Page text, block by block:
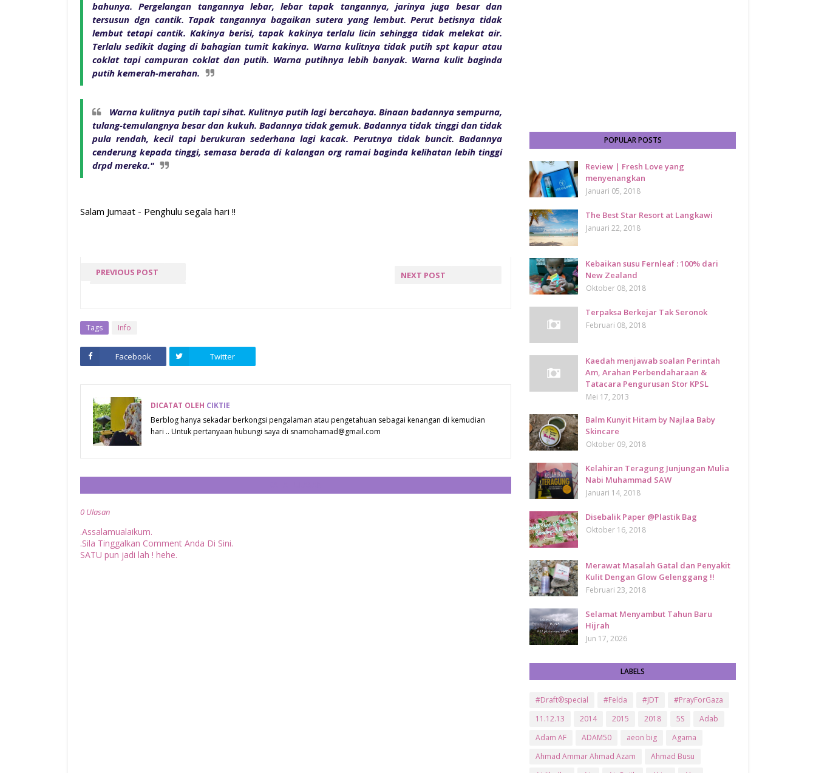
bahunya. Pergelangan tangannya lebar, lebar tapak tangannya, jarinya juga besar dan
tersusun dgn cantik. Tapak tangannya bagaikan sutera yang lembut. Perut betisnya tidak
lembut tetapi cantik. Kakinya berisi, tapak kakinya terlalu licin sehingga tidak melekat air.
Terlalu sedikit daging di bahagian tumit kakinya. Warna kulitnya tidak putih spt kapur atau
coklat tapi campuran coklat dan putih. Warna putihnya lebih banyak. Warna kulit baginda
putih kemerah-merahan.
Warna kulitnya putih tapi sihat. Kulitnya putih lagi bercahaya. Binaan badannya sempurna,
tulang-temulangnya besar dan kukuh. Badannya tidak gemuk. Badannya tidak tinggi dan tidak
pula rendah, kecil tapi berukuran sederhana lagi kacak. Perutnya tidak buncit. Badannya
cenderung kepada tinggi, semasa berada di kalangan org ramai baginda kelihatan lebih tinggi
drpd mereka."
Salam Jumaat - Penghulu segala hari !!
PREVIOUS POST NEXT POST
Tags Info
Facebook Twitter
DICATAT OLEH CIKTIE
Berblog hanya sekadar berkongsi pengalaman atau pengetahuan sebagai kenangan di kemudian
hari .. Untuk pertanyaan hubungi saya di snamohamad@gmail.com
0 Ulasan
.Assalamualaikum.
.Sila Tinggalkan Comment Anda Di Sini.
SATU pun jadi lah ! hehe.
POPULAR POSTS
Review | Fresh Love yang
menyenangkan
Januari 05, 2018
The Best Star Resort at Langkawi
Januari 22, 2018
Kebaikan susu Fernleaf : 100% dari
New Zealand
Oktober 08, 2018
Terpaksa Berkejar Tak Seronok
Februari 08, 2018
Kaedah menjawab soalan Perintah
Am, Arahan Perbendaharaan &
Tatacara Pengurusan Stor KPSL
Mei 17, 2013
Balm Kunyit Hitam by Najlaa Baby
Skincare
Oktober 09, 2018
Kelahiran Teragung Junjungan Mulia
Nabi Muhammad SAW
Januari 14, 2018
Disebalik Paper @Plastik Bag
Oktober 16, 2018
Merawat Masalah Gatal dan Penyakit
Kulit Dengan Glow Gelenggang !!
Februari 23, 2018
Selamat Menyambut Tahun Baru
Hijrah
Jun 17, 2026
LABELS
#Draft®special #Felda #JDT
#PrayForGaza
11.12.13
2014 2015 2018 5S
Adab
Adam AF
ADAM50 aeon big
Agama
Ahmad Ammar Ahmad Azam
Ahmad Busu